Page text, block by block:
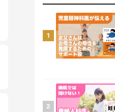
1
2